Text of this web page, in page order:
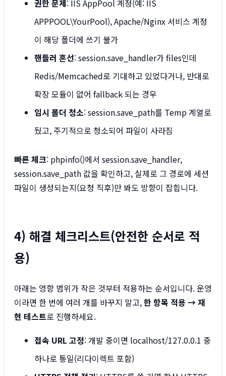
권한 문제 : IIS AppPool 계정(예: IIS
APPPOOL\YourPool), Apache/Nginx 서비스 계정
이 해당 폴더에 쓰기 불가
핸들러 혼선: session.save_handler가 files인데
Redis/Memcached로 기대하고 있었다거나, 반대로
확장 모듈이 없어 fallback 되는 경우
임시 폴더 청소: session.save_path를 Temp 계열로
뒀고, 주기적으로 청소되어 파일이 사라짐
빠른 체크: phpinfo()에서 session.save_handler,
session.save_path 값을 확인하고, 실제로 그 경로에 세션
파일이 생성되는지(요청 직후)만 봐도 방향이 잡힙니다.
4) 해결 체크리스트(안전한 순서로 적
용)
아래는 영향 범위가 작은 것부터 적용하는 순서입니다. 운영
이라면 한 번에 여러 개를 바꾸지 말고,한 항목 적용 → 재
현 테스트로 진행하세요.
접속 URL 고정: 개발 중이면 localhost/127.0.0.1 중
하나로 통일(리다이렉트 포함)